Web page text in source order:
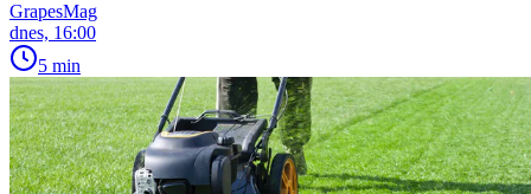
GrapesMag
dnes, 16:00
5 min